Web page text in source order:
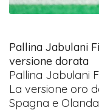
Pallina Jabulani
versione dorata
Pallina Jabulani
La versione oro
Spagna e